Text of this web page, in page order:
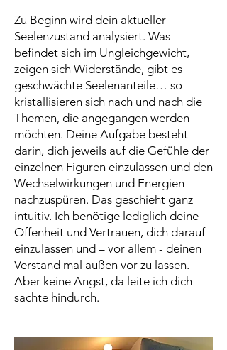
Zu Beginn wird dein aktueller
Seelenzustand analysiert. Was
befindet sich im Ungleichgewicht,
zeigen sich Widerstände, gibt es
geschwächte Seelenanteile… so
kristallisieren sich nach und nach die
Themen, die angegangen werden
möchten. Deine Aufgabe besteht
darin, dich jeweils auf die Gefühle der
einzelnen Figuren einzulassen und den
Wechselwirkungen und Energien
nachzuspüren. Das geschieht ganz
intuitiv. Ich benötige lediglich deine
Offenheit und Vertrauen, dich darauf
einzulassen und – vor allem - deinen
Verstand mal außen vor zu lassen.
Aber keine Angst, da leite ich dich
sachte hindurch.